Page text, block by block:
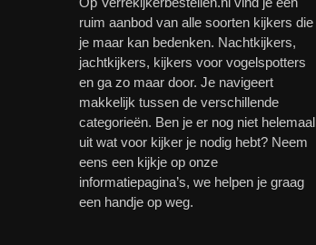
ruim aanbod van alle soorten kijkers die
je maar kan bedenken. Nachtkijkers,
jachtkijkers, kijkers voor vogelspotters
en ga zo maar door. Je navigeert
makkelijk tussen de verschillende
categorieën. Ben je er nog niet helemaal
uit wat voor kijker je nodig hebt? Neem
eens een kijkje op onze
informatiepagina’s, we helpen je graag
een handje op weg.